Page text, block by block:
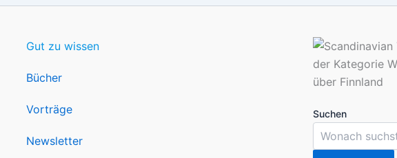
Gut zu wissen
Bücher
Vorträge
Newsletter
Suchen